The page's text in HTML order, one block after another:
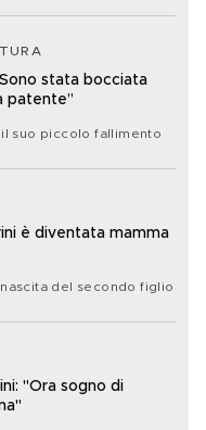
stata bocciata
patente”
suo piccolo fallimento
è diventata mamma
del secondo figlio
"Ora sogno di